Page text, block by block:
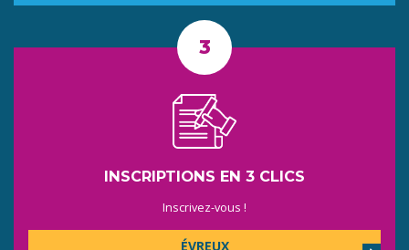
INSCRIPTIONS EN 3 CLICS
Inscrivez-vous !
ÉVREUX